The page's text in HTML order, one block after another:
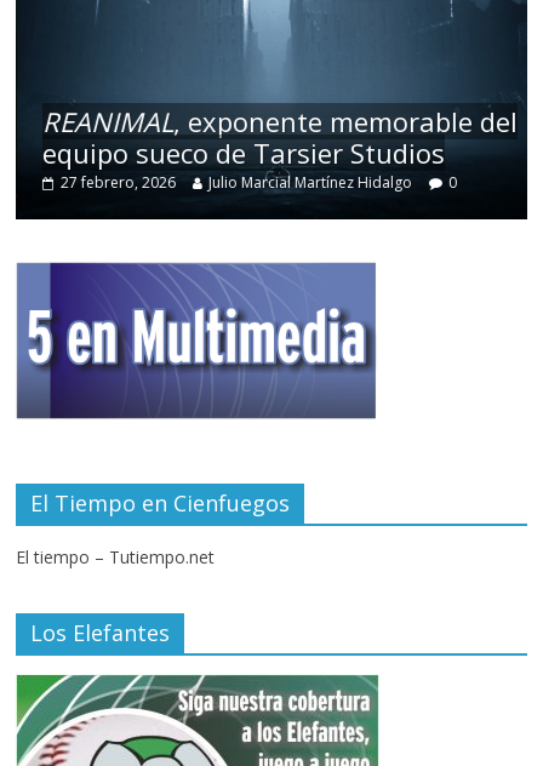
REANIMAL, exponente memorable del
equipo sueco de Tarsier Studios
27 febrero, 2026 Julio Marcial Martínez Hidalgo 0
El Tiempo en Cienfuegos
El tiempo – Tutiempo.net
Los Elefantes